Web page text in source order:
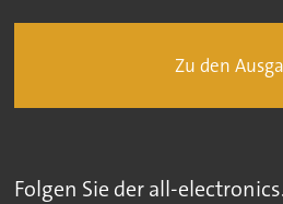
Zu den
Folgen Sie der all-